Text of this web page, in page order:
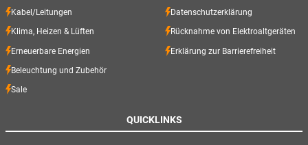
Kabel/Leitungen
Klima, Heizen & Lüften
Erneuerbare Energien
Beleuchtung und Zubehör
Sale
Datenschutzerklärung
Rücknahme von Elektroaltgeräten
Erklärung zur Barrierefreiheit
QUICKLINKS